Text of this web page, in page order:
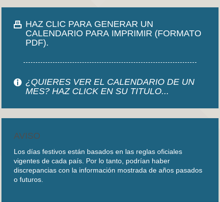
HAZ CLIC PARA GENERAR UN
CALENDARIO PARA IMPRIMIR (FORMATO
PDF).
¿QUIERES VER EL CALENDARIO DE UN
MES? HAZ CLICK EN SU TITULO...
AVISO
Los días festivos están basados en las reglas oficiales
vigentes de cada país. Por lo tanto, podrían haber
discrepancias con la información mostrada de años pasados
o futuros.